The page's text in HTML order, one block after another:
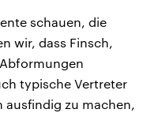
schauen, die
wir, dass Finsch,
typische Vertreter
ausfindig zu machen,